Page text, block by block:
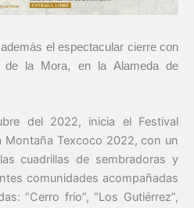
el espectacular cierre con
de la Mora, en la Alameda de
del 2022, inicia el Festival
Montaña Texcoco 2022, con un
cuadrillas de sembradoras y
comunidades acompañadas
“Cerro frío”, “Los Gutiérrez”,